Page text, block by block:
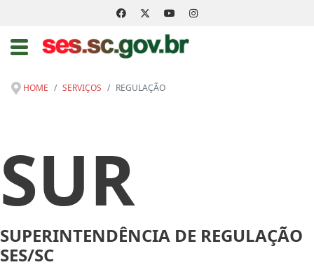
HOME SERVIÇOS REGULAÇÃO
SUR
SUPERINTENDÊNCIA DE REGULAÇÃO
SES/SC